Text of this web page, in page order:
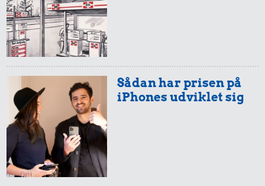
Sådan har prisen på
iPhones udviklet sig